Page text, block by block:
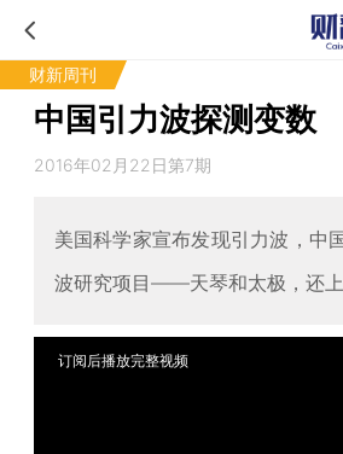
财新周刊
中国引力波探测变数
2016年02月22日第7期
美国科学家宣布发现引力波，中
波研究项目——天琴和太极，还上
订阅后播放完整视频